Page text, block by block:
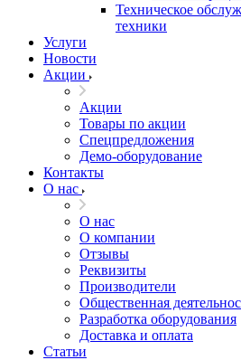
Техническое
техники
Услуги
Новости
Акции
Акции
Товары по акции
Спецпредложения
Демо-оборудование
Контакты
О нас
О нас
О компании
Отзывы
Реквизиты
Производители
Общественная
Разработка оборудования
Доставка и оплата
Статьи